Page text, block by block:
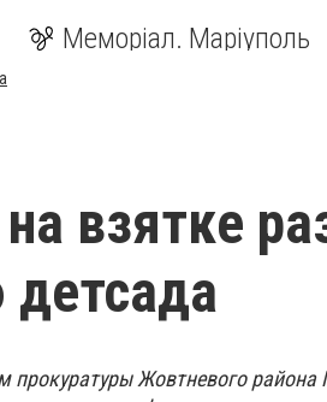
Меморіал. Маріуполь
взятке
прокуратуры Жовтневого